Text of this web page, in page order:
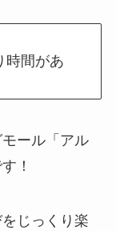
時間があ
ール「アル
！
じっくり楽